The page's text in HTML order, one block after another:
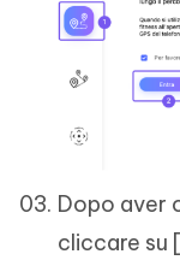
Dopo aver
cliccare su